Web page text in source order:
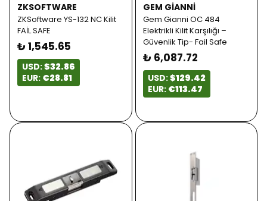
ZKSOFTWARE
ZKSoftware YS-132 NC Kilit
FAİL SAFE
₺ 1,545.65
USD:$32.86
EUR: €28.81
GEM GIANNI
Gem Gianni OC 484
Elektrikli Kilit Karşılığı –
Güvenlik Tip- Fail Safe
₺ 6,087.72
USD:$129.42
EUR: €113.47